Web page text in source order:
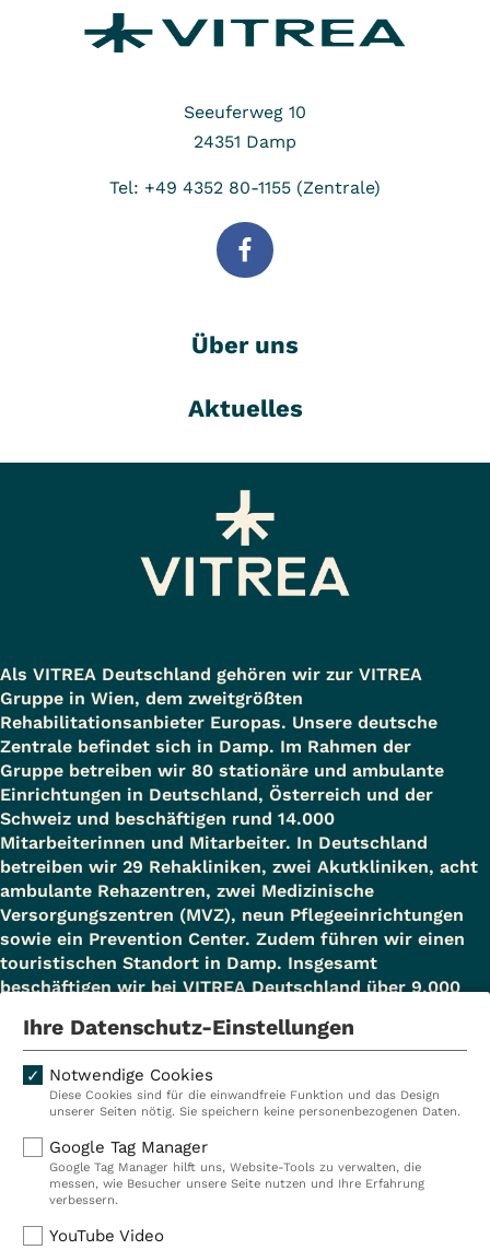
Seeuferweg 10
24351 Damp
Tel: +49 4352 80-1155 (Zentrale)
Über uns
Aktuelles
Als VITREA Deutschland gehören wir zur VITREA
Gruppe in Wien, dem zweitgrößten
Rehabilitationsanbieter Europas. Unsere deutsche
Zentrale befindet sich in Damp. Im Rahmen der
Gruppe betreiben wir 80 stationäre und ambulante
Einrichtungen in Deutschland, Österreich und der
Schweiz und beschäftigen rund 14.000
Mitarbeiterinnen und Mitarbeiter. In Deutschland
betreiben wir 29 Rehakliniken, zwei Akutkliniken, acht
ambulante Rehazentren, zwei Medizinische
Versorgungszentren (MVZ), neun Pflegeeinrichtungen
sowie ein Prevention Center. Zudem führen wir einen
touristischen Standort in Damp. Insgesamt
beschäftigen wir bei VITREA Deutschland über 9.000
Kliniken
Ambulant
Reha
Prävention
Karriere
VITREA Deutschland
Ihre Datenschutz-Einstellungen
Notwendige Cookies
Diese Cookies sind für die einwandfreie Funktion und das Design
unserer Seiten nötig. Sie speichern keine personenbezogenen Daten.
Google Tag Manager
Google Tag Manager hilft uns, Website-Tools zu verwalten, die
messen, wie Besucher unsere Seite nutzen und Ihre Erfahrung
verbessern.
YouTube Video